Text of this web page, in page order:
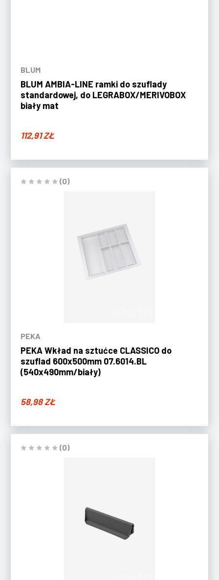
BLUM
BLUM AMBIA-LINE ramki do szuflady
standardowej, do LEGRABOX/MERIVOBOX
biały mat
112,91ZŁ
(0)
PEKA
PEKA Wkład na sztućce CLASSICO do
szuflad 600x500mm 07.6014.BL
(540x490mm/biały)
58,98ZŁ
(0)